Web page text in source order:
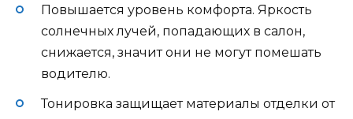
Повышается уровень комфорта. Яркость
солнечных лучей, попадающих в салон,
снижается, значит они не могут помешать
водителю.
Тонировка защищает материалы отделки от